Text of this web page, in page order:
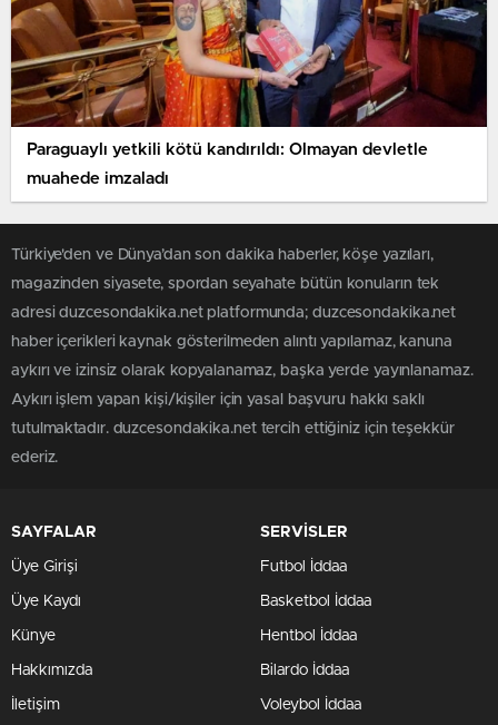
Paraguaylı yetkili kötü kandırıldı: Olmayan devletle
muahede imzaladı
Türkiye'den ve Dünya’dan son dakika haberler, köşe yazıları,
magazinden siyasete, spordan seyahate bütün konuların tek
adresi duzcesondakika.net platformunda; duzcesondakika.net
haber içerikleri kaynak gösterilmeden alıntı yapılamaz, kanuna
aykırı ve izinsiz olarak kopyalanamaz, başka yerde yayınlanamaz.
Aykırı işlem yapan kişi/kişiler için yasal başvuru hakkı saklı
tutulmaktadır. duzcesondakika.net tercih ettiğiniz için teşekkür
ederiz.
SAYFALAR
Üye Girişi
Üye Kaydı
Künye
Hakkımızda
İletişim
SERVİSLER
Futbol İddaa
Basketbol İddaa
Hentbol İddaa
Bilardo İddaa
Voleybol İddaa